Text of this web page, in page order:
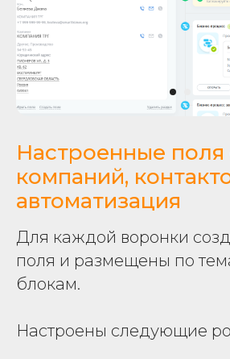
Настроенные поля
компаний,
автоматизация
Для каждой воронки
поля и размещены по
блокам.
Настроены следующие